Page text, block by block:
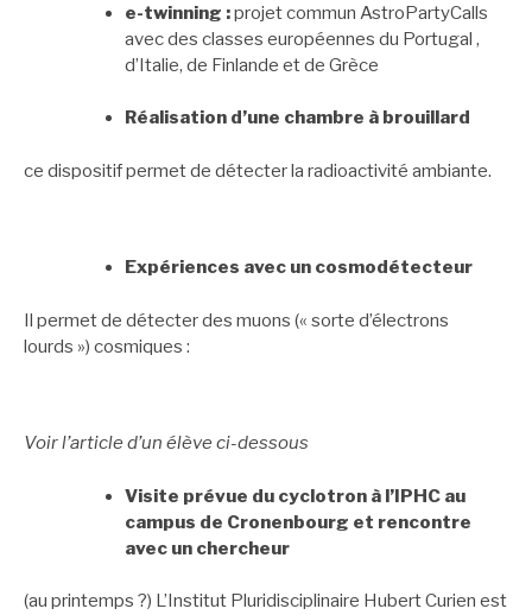
e-twinning :projet commun AstroPartyCalls
avec des classes européennes du Portugal ,
d’Italie, de Finlande et de Grèce
Réalisation d’une chambre à brouillard
ce dispositif permet de détecter la radioactivité ambiante.
Expériences avec un cosmodétecteur
Il permet de détecter des muons (« sorte d’électrons
lourds ») cosmiques :
Voir l’article d’un élève ci-dessous
Visite prévue du cyclotron à l’IPHC au
campus de Cronenbourg et rencontre
avec un chercheur
(au printemps ?) L’Institut Pluridisciplinaire Hubert Curien est